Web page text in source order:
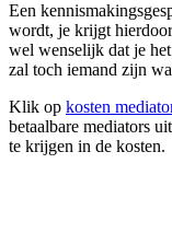
Een
wordt, je krijgt
wel wenselijk dat je
zal toch iemand zijn
Klik op kosten
betaalbare mediators
te krijgen in de kosten.